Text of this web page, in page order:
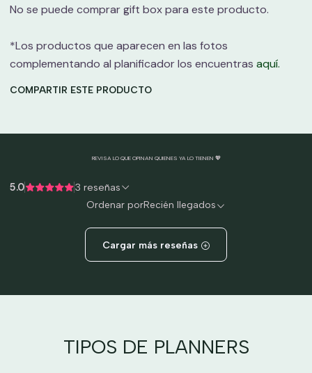
No se puede comprar gift box para este producto.
*Los productos que aparecen en las fotos
complementando al planificador los encuentras aquí.
COMPARTIR ESTE PRODUCTO
REVISA LO QUE OPINAN QUIENES YA LO TIENEN 💖
5.0 3 reseñas
Ordenar porRecién llegados
Cargar más reseñas
TIPOS DE PLANNERS